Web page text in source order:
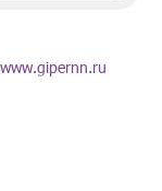
www.gipernn.ru